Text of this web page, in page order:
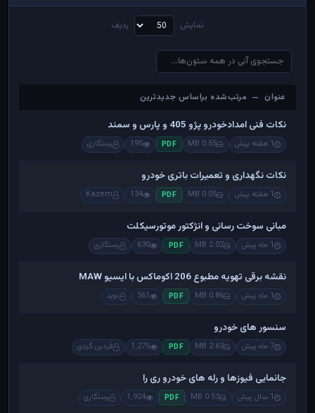
نمایش ردیف
عنوان — مرتب‌شده براساس جدیدترین
عنوان — مرتب‌شده براساس جدیدترین
نکات فنی امدادخودرو پژو 405 و پارس و سمند
1 هفته پیش 0.55 MB
PDF
195 رستگاری
نکات نگهداری و تعمیرات باتری خودرو
1 هفته پیش 0.05 MB
PDF
134
Kazem
مبانی سوخت رسانی و انژکتور موتورسیکلت
1 ماه پیش 2.02 MB
PDF
630 رستگاری
نقشه برقی تهویه مطبوع 206 اکوماکس با ایسیو MAW
1 ماه پیش 0.86 MB
PDF
561 نوید
سنسور های خودرو
7 ماه پیش 2.63 MB
PDF
1,275 فردین گردی
جانمایی فیوزها و رله های خودرو ری را
1 سال پیش 0.53 MB
PDF
1,924 رستگاری